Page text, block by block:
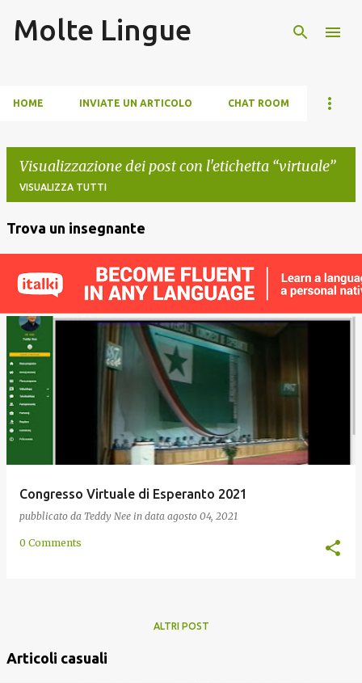
Molte Lingue
HOME INVIATE UN ARTICOLO CHAT ROOM
Visualizzazione dei post con l'etichetta virtuale
VISUALIZZA TUTTI
t
Trova un insegnante
Congresso Virtuale di Esperanto 2021
pubblicato da Teddy Nee in data agosto 04, 2021
0 Comments
ALTRI POST
Articoli casuali